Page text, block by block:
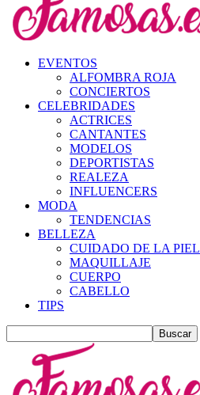
EVENTOS
ALFOMBRA ROJA
CONCIERTOS
CELEBRIDADES
ACTRICES
CANTANTES
MODELOS
DEPORTISTAS
REALEZA
INFLUENCERS
MODA
TENDENCIAS
BELLEZA
CUIDADO DE LA PIEL
MAQUILLAJE
CUERPO
CABELLO
TIPS